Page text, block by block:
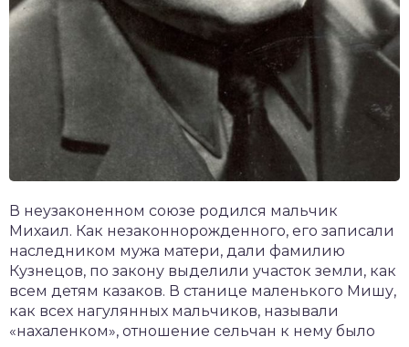
В неузаконенном союзе родился мальчик
Михаил. Как незаконнорожденного, его записали
наследником мужа матери, дали фамилию
Кузнецов, по закону выделили участок земли, как
всем детям казаков. В станице маленького Мишу,
как всех нагулянных мальчиков, называли
«нахаленком», отношение сельчан к нему было